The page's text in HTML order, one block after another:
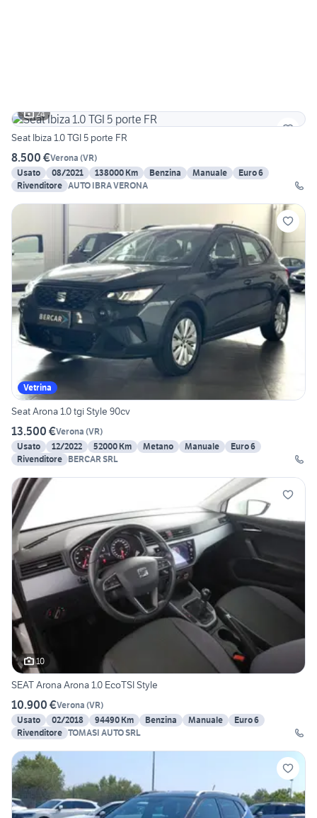
24
Seat Ibiza 1.0 TGI 5 porte FR
8.500 €Verona (VR)
Usato
08/2021 138000 Km Benzina Manuale
Euro 6
Rivenditore
AUTO IBRA VERONA
Vetrina
Seat Arona 1.0 tgi Style 90cv
13.500 €Verona (VR)
Usato
12/2022 52000 Km Metano Manuale
Euro 6
Rivenditore BERCAR SRL
10
SEAT Arona Arona 1.0 EcoTSI Style
10.900 €Verona (VR)
Usato
02/2018 94490 Km Benzina Manuale
Euro 6
Rivenditore TOMASI AUTO SRL